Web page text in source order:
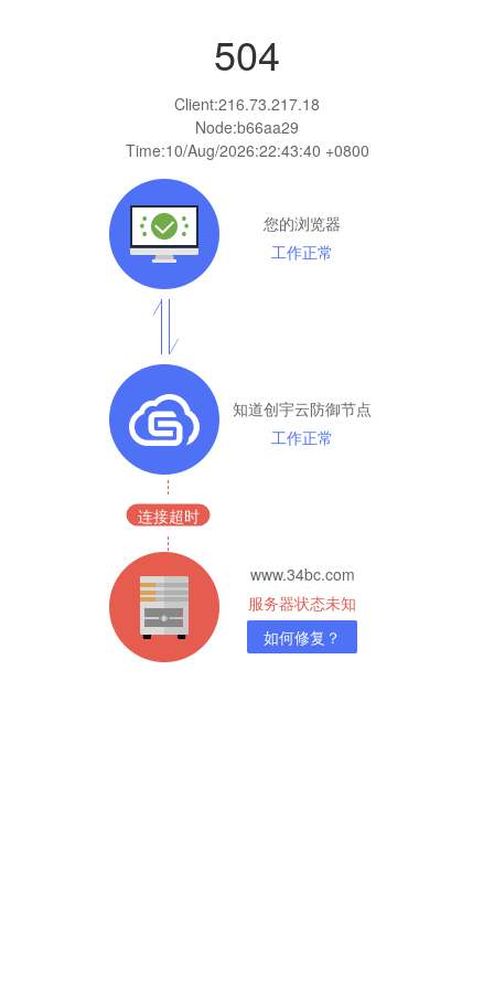
504
Client:216.73.217.18
Node:b66aa29
Time:10/Aug/2026:22:43:40 +0800
您的浏览器
工作正常
知道创宇云防御节点
工作正常
连接超时
www.34bc.com
服务器状态未知
如何修复？